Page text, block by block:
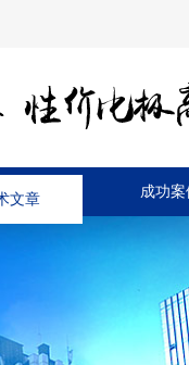
文章 成功案